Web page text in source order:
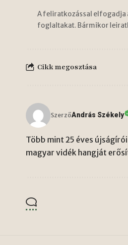
A feliratkozással elfogadja
foglaltakat. Bármikor
Cikk megosztása
SzerzőAndrás Székely
Több mint 25 éves
magyar vidék hangját